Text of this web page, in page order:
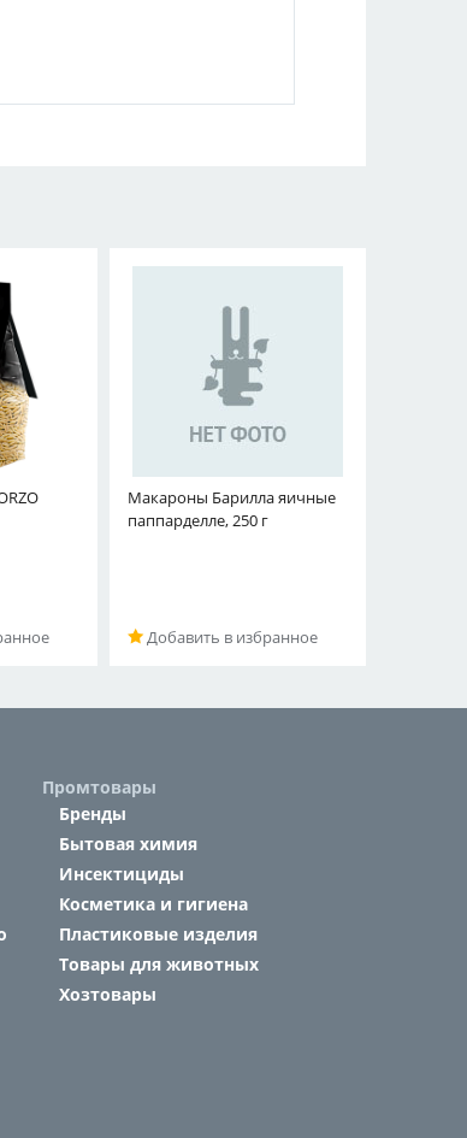
Макароны Барилла яичные
паппарделле, 250 г
Добавить в избранное
Промтовары
Бренды
Бытовая химия
Инсектициды
Косметика и гигиена
Пластиковые изделия
Товары для животных
Хозтовары